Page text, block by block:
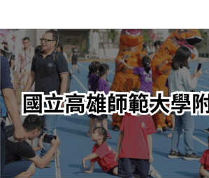
轉
至
主
內
容